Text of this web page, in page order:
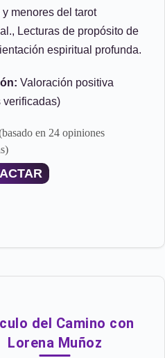
y menores del tarot
Lecturas de propósito de
espiritual profunda.
Valoración positiva
verificadas)
en 24 opiniones
del Camino con
Lorena Muñoz